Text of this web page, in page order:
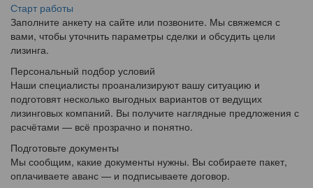
Старт работы
Заполните анкету на сайте или позвоните. Мы свяжемся с
вами, чтобы уточнить параметры сделки и обсудить цели
лизинга.
Персональный подбор условий
Наши специалисты проанализируют вашу ситуацию и
подготовят несколько выгодных вариантов от ведущих
лизинговых компаний. Вы получите наглядные предложения с
расчётами — всё прозрачно и понятно.
Подготовьте документы
Мы сообщим, какие документы нужны. Вы собираете пакет,
оплачиваете аванс — и подписываете договор.